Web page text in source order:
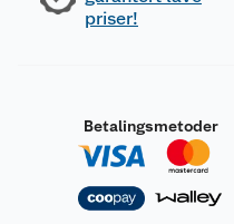
priser!
Betalingsmetoder